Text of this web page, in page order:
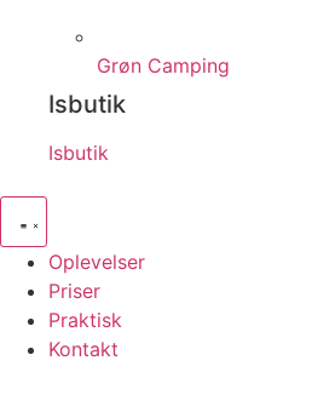
Grøn Camping
Isbutik
Isbutik
Oplevelser
Priser
Praktisk
Kontakt